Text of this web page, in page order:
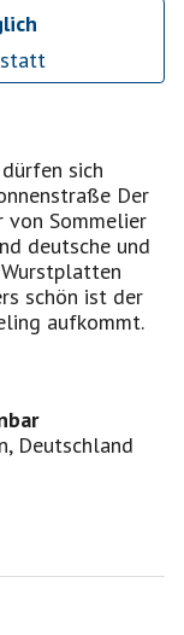
statt
sich
Der
von Sommelier
deutsche und
schön ist der
aufkommt.
Deutschland